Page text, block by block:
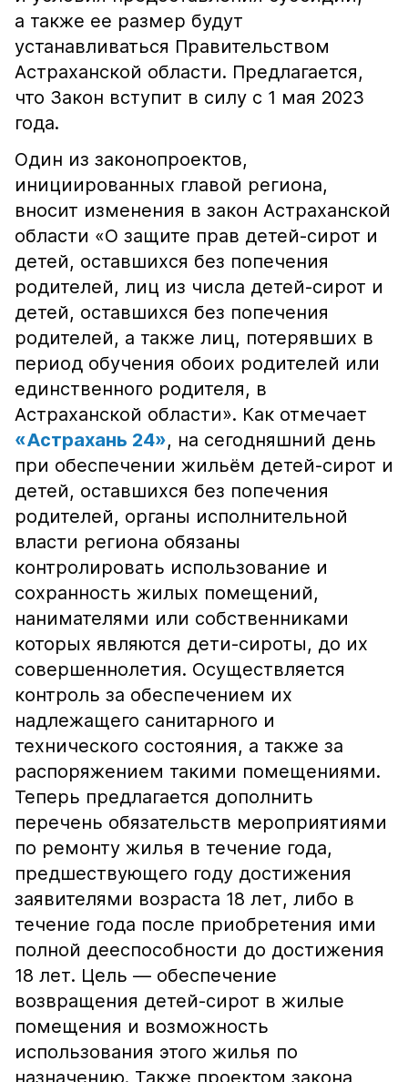
а также ее размер будут
устанавливаться Правительством
Астраханской области. Предлагается,
что Закон вступит в силу с 1 мая 2023
года.
Один из законопроектов,
инициированных главой региона,
вносит изменения в закон Астраханской
области «О защите прав детей-сирот и
детей, оставшихся без попечения
родителей, лиц из числа детей-сирот и
детей, оставшихся без попечения
родителей, а также лиц, потерявших в
период обучения обоих родителей или
единственного родителя, в
Астраханской области». Как отмечает
«Астрахань 24», на сегодняшний день
при обеспечении жильём детей-сирот и
детей, оставшихся без попечения
родителей, органы исполнительной
власти региона обязаны
контролировать использование и
сохранность жилых помещений,
нанимателями или собственниками
которых являются дети-сироты, до их
совершеннолетия. Осуществляется
контроль за обеспечением их
надлежащего санитарного и
технического состояния, а также за
распоряжением такими помещениями.
Теперь предлагается дополнить
перечень обязательств мероприятиями
по ремонту жилья в течение года,
предшествующего году достижения
заявителями возраста 18 лет, либо в
течение года после приобретения ими
полной дееспособности до достижения
18 лет. Цель — обеспечение
возвращения детей-сирот в жилые
помещения и возможность
использования этого жилья по
назначению. Также проектом закона